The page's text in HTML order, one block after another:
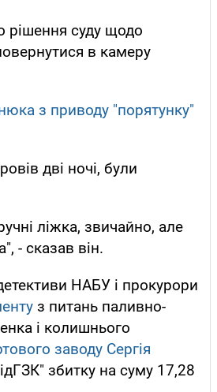
рішення суду щодо
в камеру
з приводу "порятунку"
дві ночі, були
ліжка, звичайно, але
- сказав він.
НАБУ і прокурори
з питань паливно-
і колишнього
заводу Сергія
збитку на суму 17,28